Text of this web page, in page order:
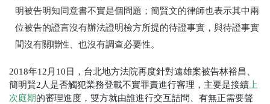
明被告明知同意書不實是個問題；簡賢文的律師也表示其中兩
位被告的證言沒有辦法證明檢方所提的待證事實，與待證事實
間沒有關聯性、也沒有調查必要性。
2018年12月10日，台北地方法院再度針對遠雄案被告林裕昌、
簡明賢2人是否觸犯業務登載不實罪責進行審理，主要是接續 上
次庭期的審理進度，雙方就由誰進行交互詰問、有無正需要聲